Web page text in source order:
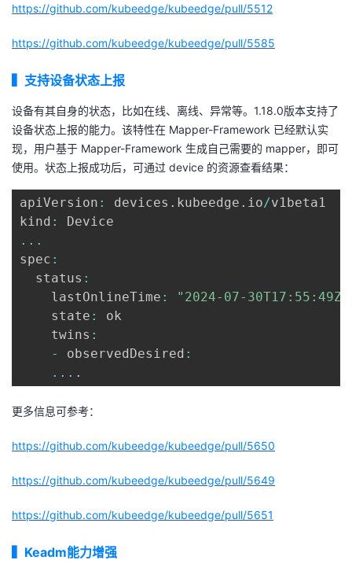
https://github.com/kubeedge/kubeedge/pull/5512
https://github.com/kubeedge/kubeedge/pull/5585
支持设备状态上报
设备有其自身的状态，比如在线、离线、异常等。1.18.0版本支持了
设备状态上报的能力。该特性在 Mapper-Framework 已经默认实
现，用户基于 Mapper-Framework 生成自己需要的 mapper，即可
使用。状态上报成功后，可通过 device 的资源查看结果：
apiVersion : devices . kubeedge . io/v1beta1
kind :
...
spec :
  status
:
    lastOnlineTime
:
"2024-07-30T17:55:49Z"
    state
:
ok
    twins
:
-
observedDesired :
... .
更多信息可参考：
https://github.com/kubeedge/kubeedge/pull/5650
https://github.com/kubeedge/kubeedge/pull/5649
https://github.com/kubeedge/kubeedge/pull/5651
Keadm能力增强